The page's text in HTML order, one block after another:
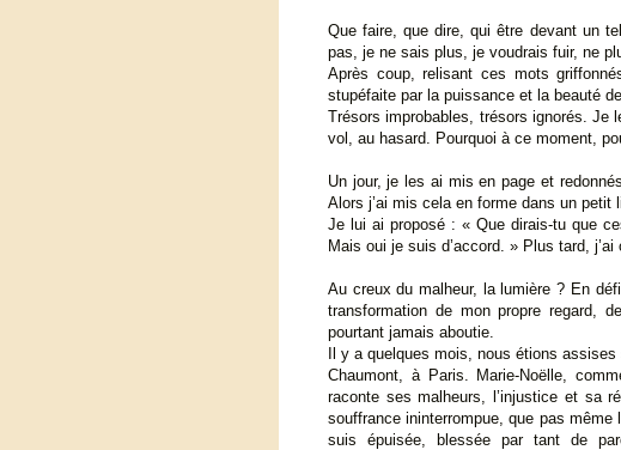
Que faire, que dire, qui être devant un
pas, je ne sais plus, je voudrais fuir, ne
Après coup, relisant ces mots
stupéfaite par la puissance et la beauté
Trésors improbables, trésors ignorés.
vol, au hasard. Pourquoi à ce moment,
Un jour, je les ai mis en page et
Alors j’ai mis cela en forme dans un petit
Je lui ai proposé : « Que dirais-tu que
Mais oui je suis d’accord. » Plus tard,
Au creux du malheur, la lumière ? En
transformation de mon propre regard,
pourtant jamais aboutie.
Il y a quelques mois, nous étions
Chaumont, à Paris. Marie-Noëlle,
raconte ses malheurs, l’injustice et sa
souffrance ininterrompue, que pas
suis épuisée, blessée par tant de